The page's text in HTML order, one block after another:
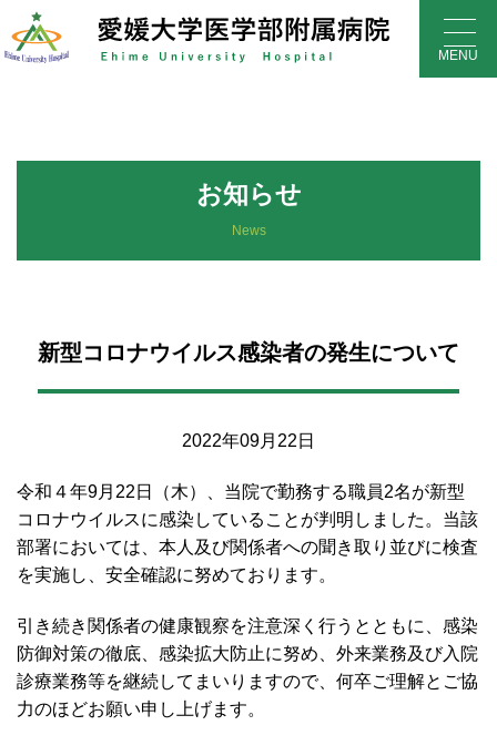
Skip
to
content
MENU
お知らせ
News
新型コロナウイルス感染者の発生について
2022年09月22日
令和４年9月22日（木）、当院で勤務する職員2名が新型
コロナウイルスに感染していることが判明しました。当該
部署においては、本人及び関係者への聞き取り並びに検査
を実施し、安全確認に努めております。
引き続き関係者の健康観察を注意深く行うとともに、感染
防御対策の徹底、感染拡大防止に努め、外来業務及び入院
診療業務等を継続してまいりますので、何卒ご理解とご協
力のほどお願い申し上げます。